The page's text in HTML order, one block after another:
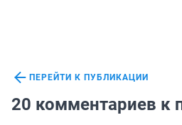
ПЕРЕЙТИ К ПУБЛИКАЦИИ
20 комментариев к